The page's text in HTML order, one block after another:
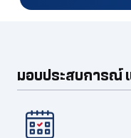
มอบประสบการณ์